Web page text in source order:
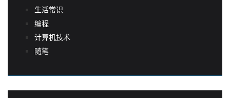
生活常识
编程
计算机技术
随笔